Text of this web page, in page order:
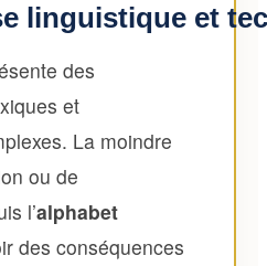
linguistique et
des
et
La moindre
ou de
l’alphabet
des conséquences